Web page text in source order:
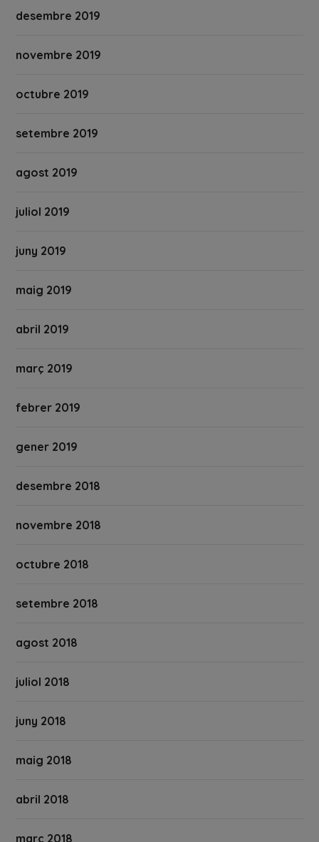
desembre 2019
novembre 2019
octubre 2019
setembre 2019
agost 2019
juliol 2019
juny 2019
maig 2019
abril 2019
març 2019
febrer 2019
gener 2019
desembre 2018
novembre 2018
octubre 2018
setembre 2018
agost 2018
juliol 2018
juny 2018
maig 2018
abril 2018
març 2018